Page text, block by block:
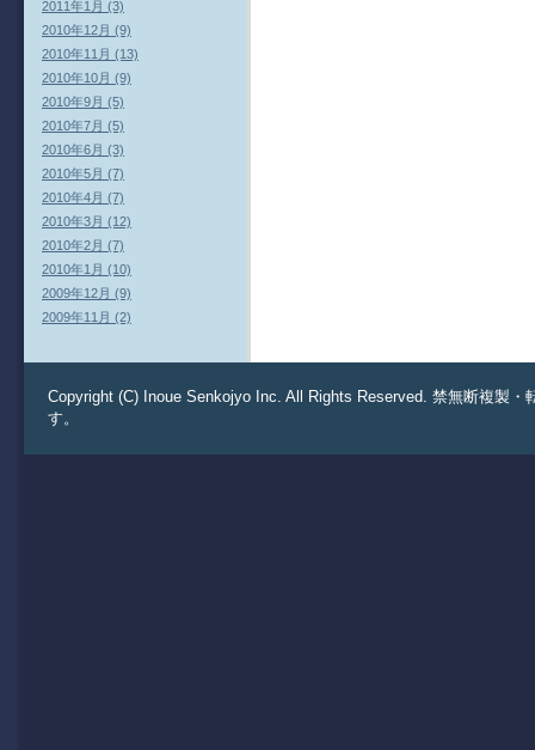
2011年1月 (3)
2010年12月 (9)
2010年11月 (13)
2010年10月 (9)
2010年9月 (5)
2010年7月 (5)
2010年6月 (3)
2010年5月 (7)
2010年4月 (7)
2010年3月 (12)
2010年2月 (7)
2010年1月 (10)
2009年12月 (9)
2009年11月 (2)
Copyright (C) Inoue Senkojyo Inc. All Rights Reserved. 禁無断複製
す。